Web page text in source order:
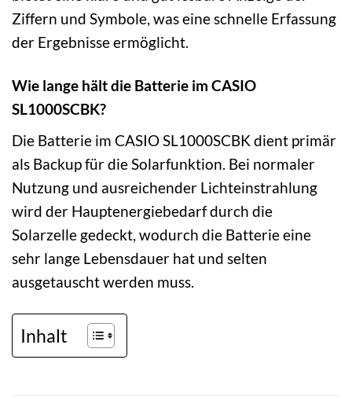
Ziffern und Symbole, was eine schnelle Erfassung
der Ergebnisse ermöglicht.
Wie lange hält die Batterie im CASIO
SL1000SCBK?
Die Batterie im CASIO SL1000SCBK dient primär
als Backup für die Solarfunktion. Bei normaler
Nutzung und ausreichender Lichteinstrahlung
wird der Hauptenergiebedarf durch die
Solarzelle gedeckt, wodurch die Batterie eine
sehr lange Lebensdauer hat und selten
ausgetauscht werden muss.
Inhalt